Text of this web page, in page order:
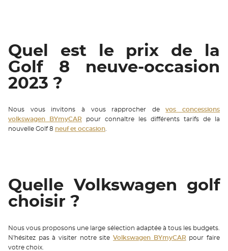
Quel est le prix de la
Golf 8 neuve-occasion
2023 ?
Nous vous invitons à vous rapprocher devos concessions
volkswagen BYmyCAR pour connaître les différents tarifs de la
nouvelle Golf 8 neuf et occasion
Quelle Volkswagen golf
choisir ?
Nous vous proposons une large sélection adaptée à tous les budgets.
N'hésitez pas à visiter notre site Volkswagen BYmyCAR pour faire
votre choix.